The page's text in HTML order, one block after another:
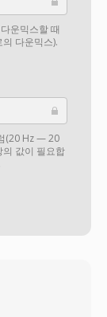
운믹스할 때
다운믹스).
(20 Hz — 20
값이 필요합